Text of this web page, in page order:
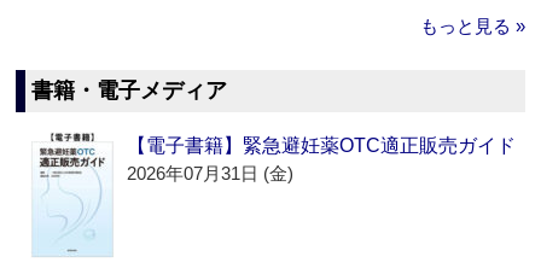
もっと見る »
書籍・電子メディア
【電子書籍】緊急避妊薬OTC適正販売ガイド
2026年07月31日 (金)